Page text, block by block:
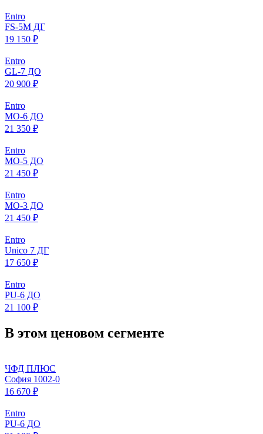
Entro
FS-5M ДГ
19 150 ₽
Entro
GL-7 ДО
20 900 ₽
Entro
МO-6 ДО
21 350 ₽
Entro
МO-5 ДО
21 450 ₽
Entro
МO-3 ДО
21 450 ₽
Entro
Unico 7 ДГ
17 650 ₽
Entro
PU-6 ДО
21 100 ₽
В этом ценовом сегменте
ЧФД ПЛЮС
София 1002-0
16 670 ₽
Entro
PU-6 ДО